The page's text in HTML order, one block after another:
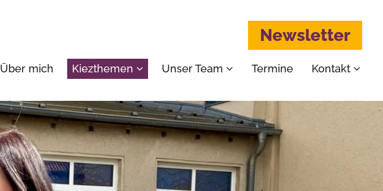
Über mich Kiezthemen Unser Team Termine Kontakt
Newsletter